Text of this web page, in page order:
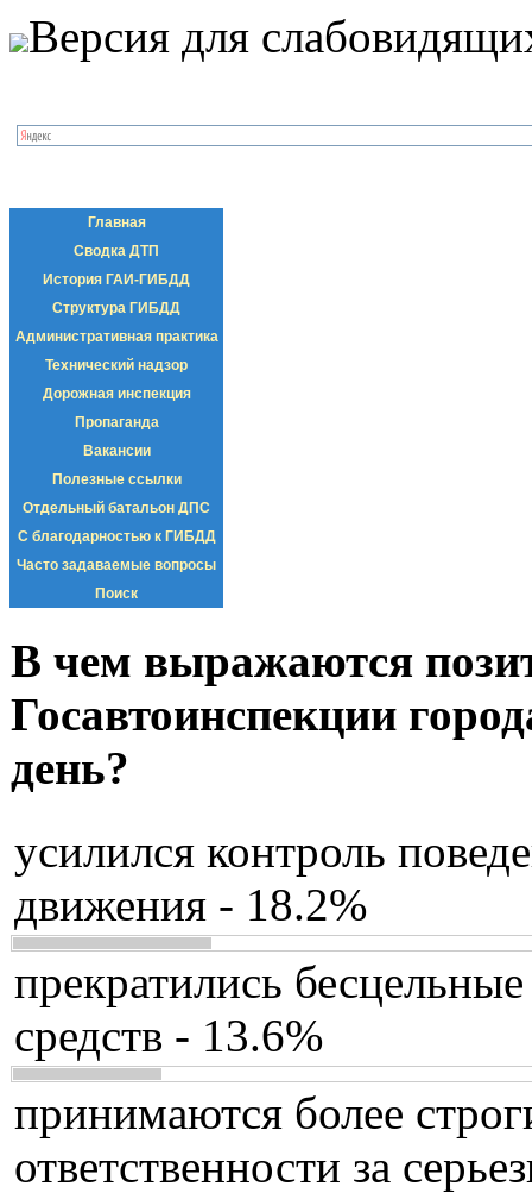
Версия для
Главная
Сводка ДТП
История ГАИ-ГИБДД
Структура ГИБДД
Административная практика
Технический надзор
Дорожная инспекция
Пропаганда
Вакансии
Полезные ссылки
Отдельный батальон ДПС
С благодарностью к ГИБДД
Часто задаваемые вопросы
Поиск
В чем выражаются
Госавтоинспекции
день?
усилился контроль
движения - 18.2%
прекратились
средств - 13.6%
принимаются более
ответственности за